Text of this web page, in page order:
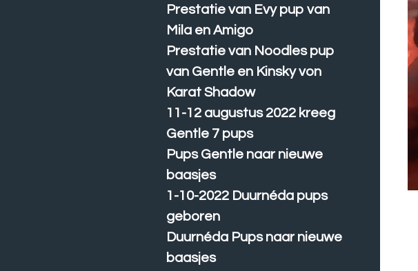
Prestatie van Evy pup van
Mila en Amigo
Prestatie van Noodles pup
van Gentle en Kinsky von
Karat Shadow
11-12 augustus 2022 kreeg
Gentle 7 pups
Pups Gentle naar nieuwe
baasjes
1-10-2022 Duurnéda pups
geboren
Duurnéda Pups naar nieuwe
baasjes